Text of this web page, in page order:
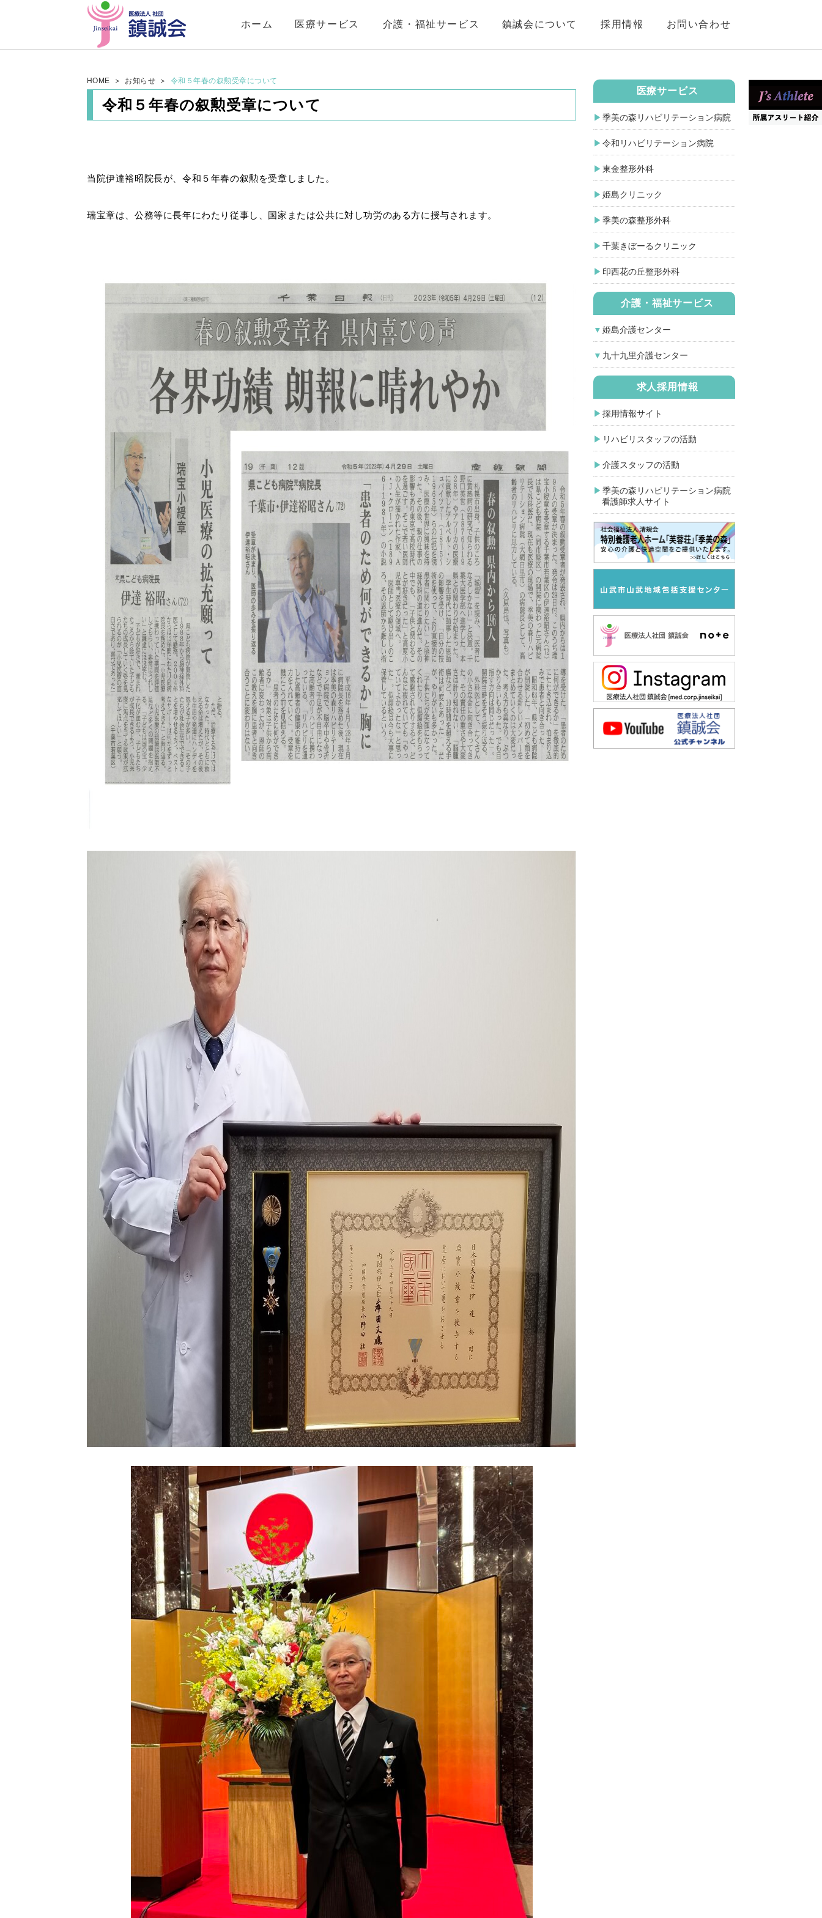
ホーム 医療サービス 介護・福祉サービス 鎮誠会について 採用情報 お問い合わせ
HOME お知らせ 令和５年春の叙勲受章について
令和５年春の叙勲受章について
当院伊達裕昭院長が、令和５年春の叙勲を受章しました。
瑞宝章は、公務等に長年にわたり従事し、国家または公共に対し功労のある方に授与されます。
医療サービス
季美の森リハビリテーション病院
令和リハビリテーション病院
東金整形外科
姫島クリニック
季美の森整形外科
千葉きぼーるクリニック
印西花の丘整形外科
介護・福祉サービス
姫島介護センター
九十九里介護センター
求人採用情報
採用情報サイト
リハビリスタッフの活動
介護スタッフの活動
季美の森リハビリテーション病院
看護師求人サイト